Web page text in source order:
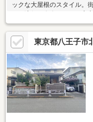
ックな大屋根のスタイル。
より愛され続けています。
サイトをご覧いただけます
件は転勤等の理由によりオ
階の居室は全く使っており
な状態です。・70坪 北西
宅／太陽光発電5.5kW／蓄
東京都八王子市